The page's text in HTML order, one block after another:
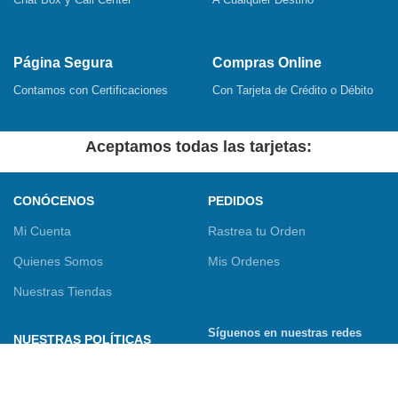
Página Segura
Contamos con Certificaciones
Compras Online
Con Tarjeta de Crédito o Débito
Aceptamos todas las tarjetas:
CONÓCENOS
Mi Cuenta
Quienes Somos
Nuestras Tiendas
PEDIDOS
Rastrea tu Orden
Mis Ordenes
NUESTRAS POLÍTICAS
Síguenos en nuestras redes